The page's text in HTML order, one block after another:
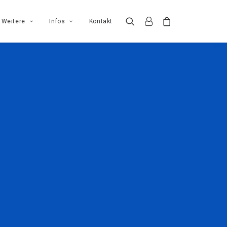
Weitere Infos Kontakt